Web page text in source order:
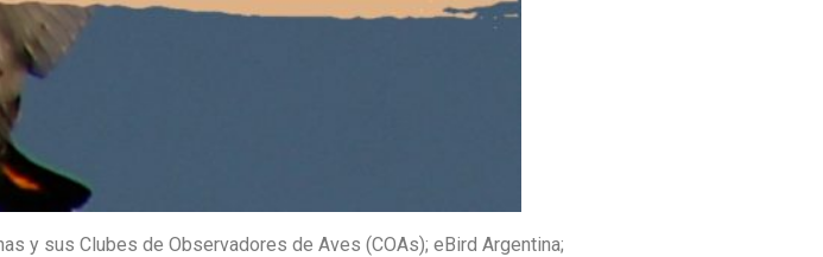
y sus Clubes de Observadores de Aves (COAs); eBird Argentina;